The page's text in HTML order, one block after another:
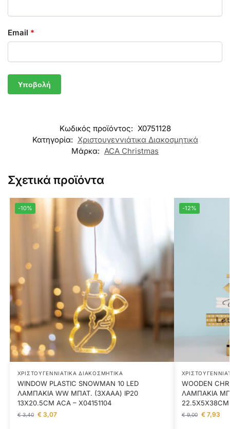
Email *
Κωδικός προϊόντος: X0751128
Κατηγορία: Χριστουγεννιάτικα Διακοσμητικά
Μάρκα: ACA Christmas
Σχετικά προϊόντα
-10%
ΧΡΙΣΤΟΥΓΕΝΝΙΆΤΙΚΑ ΔΙΑΚΟΣΜΗΤΙΚΆ
WINDOW PLASTIC SNOWMAN 10 LED
ΛΑΜΠΑΚΙΑ WW ΜΠΑΤ. (3ΧΑΑΑ) IP20
13X20.5CM ACA – X04151104
€3,40 €3,07
-12%
WOODEN
ΛΑΜΠΑΚΙΑ
22.5X5X38CM
€9,00 €7,93